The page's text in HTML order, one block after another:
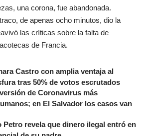
una corona, fue abandonada.
de apenas ocho minutos, dio la
las críticas sobre la falta de
de Francia.
Castro con amplia ventaja al
tras 50% de votos escrutados
de Coronavirus más
en El Salvador los casos van
Petro revela que dinero ilegal entró en